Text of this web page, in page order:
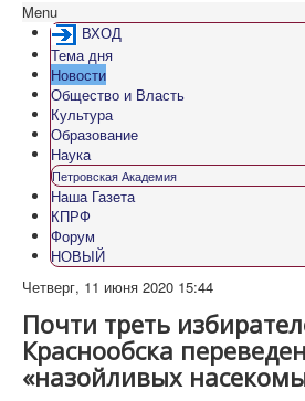
Menu
ВХОД
Тема дня
Новости
Общество и Власть
Культура
Образование
Наука
Петровская Академия
Наша Газета
КПРФ
Форум
НОВЫЙ
Четверг, 11 июня 2020 15:44
Почти треть
Краснообска
«назойливых